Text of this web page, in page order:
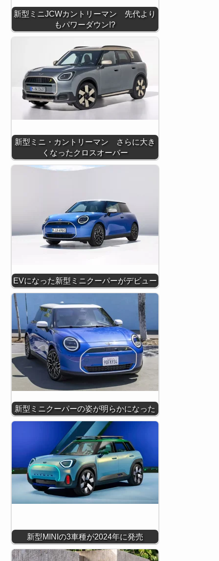
新型ミニJCWカントリーマン 先代より
もパワーダウン!?
新型ミニ・カントリーマン さらに大き
くなったクロスオーバー
EVになった新型ミニクーパーがデビュー
新型ミニクーパーの姿が明らかになった
新型MINIの3車種が2024年に発売